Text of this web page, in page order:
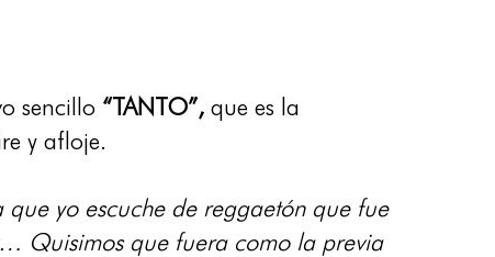
sencillo “TANTO”, que es la
y afloje.
yo escuche de reggaetón que fue
Quisimos que fuera como la previa